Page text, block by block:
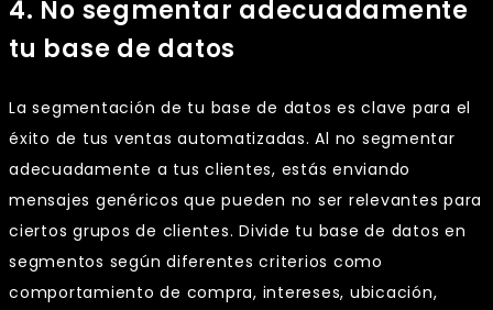
4. No segmentar adecuadamente
tu base de datos
La segmentación de tu base de datos es clave para el
éxito de tus ventas automatizadas. Al no segmentar
adecuadamente a tus clientes, estás enviando
mensajes genéricos que pueden no ser relevantes para
ciertos grupos de clientes. Divide tu base de datos en
segmentos según diferentes criterios como
comportamiento de compra, intereses, ubicación,